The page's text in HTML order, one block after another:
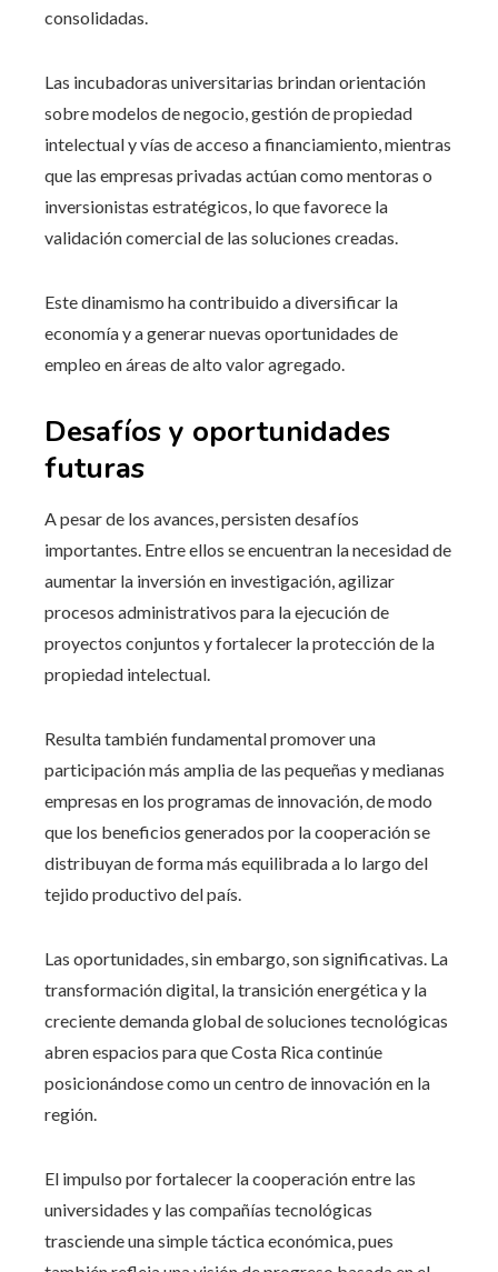
consolidadas.
Las incubadoras universitarias brindan orientación
sobre modelos de negocio, gestión de propiedad
intelectual y vías de acceso a financiamiento, mientras
que las empresas privadas actúan como mentoras o
inversionistas estratégicos, lo que favorece la
validación comercial de las soluciones creadas.
Este dinamismo ha contribuido a diversificar la
economía y a generar nuevas oportunidades de
empleo en áreas de alto valor agregado.
Desafíos y oportunidades
futuras
A pesar de los avances, persisten desafíos
importantes. Entre ellos se encuentran la necesidad de
aumentar la inversión en investigación, agilizar
procesos administrativos para la ejecución de
proyectos conjuntos y fortalecer la protección de la
propiedad intelectual.
Resulta también fundamental promover una
participación más amplia de las pequeñas y medianas
empresas en los programas de innovación, de modo
que los beneficios generados por la cooperación se
distribuyan de forma más equilibrada a lo largo del
tejido productivo del país.
Las oportunidades, sin embargo, son significativas. La
transformación digital, la transición energética y la
creciente demanda global de soluciones tecnológicas
abren espacios para que Costa Rica continúe
posicionándose como un centro de innovación en la
región.
El impulso por fortalecer la cooperación entre las
universidades y las compañías tecnológicas
trasciende una simple táctica económica, pues